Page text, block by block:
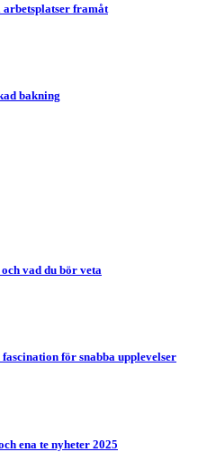
framåt
bakning
vad du bör veta
för snabba upplevelser
ena te nyheter 2025